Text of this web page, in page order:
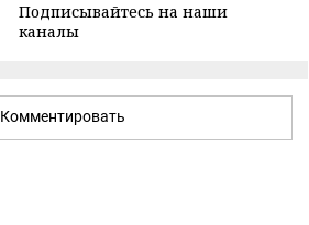
Подписывайтесь на наши
каналы
Комментировать